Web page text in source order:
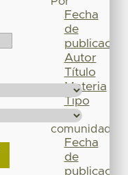
Fecha
de
publicación
Autor
Título
Materia
Tipo
comunidad
Fecha
de
publicación